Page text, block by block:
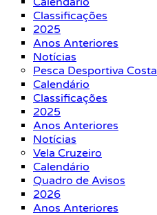
Classificações
2025
Anos Anteriores
Notícias
Pesca Desportiva Costa
Calendário
Classificações
2025
Anos Anteriores
Notícias
Vela Cruzeiro
Calendário
Quadro de Avisos
2026
Anos Anteriores